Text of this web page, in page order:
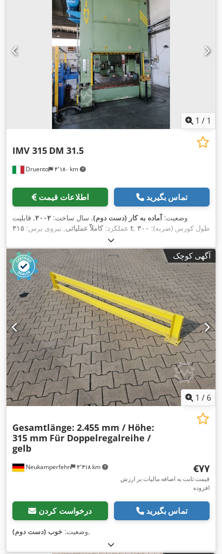
1 / 1
Druento ۴٬۱۸۰ km
IMV 315 DM 31.5
اطلاعات قیمت تماس بگیرید
وضعیت: آماده به کار (دست دوم), سال ساخت: ۲۰۰۲, قابلیت
عملکرد:کاملاً عملیاتی, نیروی پرس: ۳۱۵ t , طول کورس (ضربه): ۳۰۰
آگهی کوچک
1 / 6
Neukamperfehn ۴٬۳۱۸ km
Gesamtlänge: 2.455 mm / Höhe:
315 mm Für Doppelregalreihe /
gelb
‎€۷۷
قیمت ثابت به اضافه مالیات بر ارزش
افزوده
درخواست کردن تماس بگیرید
وضعیت: خوب (دست دوم) ,